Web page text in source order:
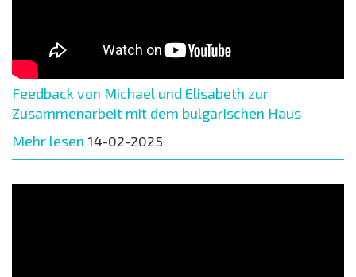
Feedback von Michael und Elisabeth zur
Zusammenarbeit mit dem bulgarischen Haus
Mehr lesen 14-02-2025